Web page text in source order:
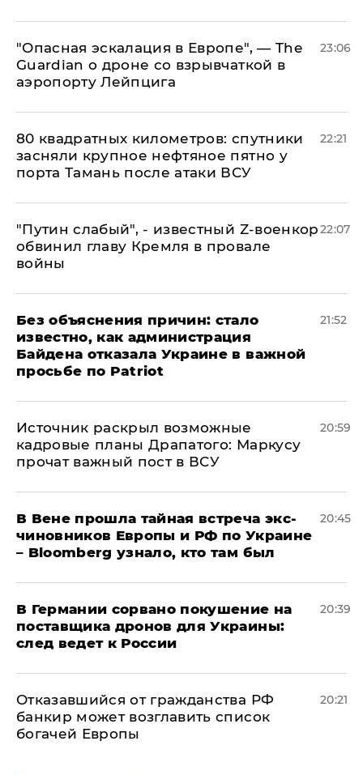
"Опасная эскалация в Европе", — The
Guardian о дроне со взрывчаткой в
аэропорту Лейпцига
23:06
80 квадратных километров: спутники
засняли крупное нефтяное пятно у
порта Тамань после атаки ВСУ
22:21
​"Путин слабый", - известный Z-военкор
обвинил главу Кремля в провале
войны
22:07
Без объяснения причин: стало
известно, как администрация
Байдена отказала Украине в важной
просьбе по Patriot
21:52
​Источник раскрыл возможные
кадровые планы Драпатого: Маркусу
прочат важный пост в ВСУ
20:59
В Вене прошла тайная встреча экс-
чиновников Европы и РФ по Украине
– Bloomberg узнало, кто там был
20:45
​В Германии сорвано покушение на
поставщика дронов для Украины:
след ведет к России
20:39
Отказавшийся от гражданства РФ
банкир может возглавить список
богачей Европы
20:21